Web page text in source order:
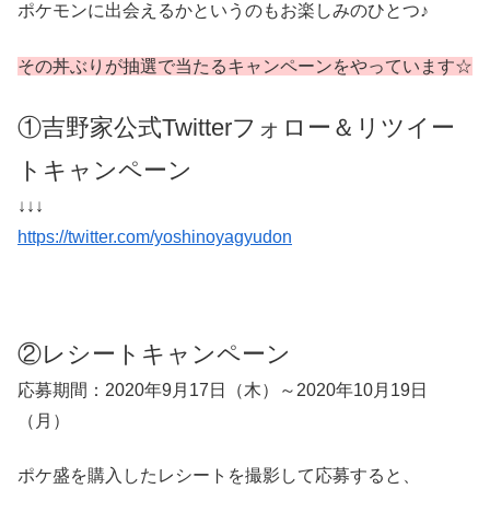
ポケモンに出会えるかというのもお楽しみのひとつ♪
その丼ぶりが抽選で当たるキャンペーンをやっています☆
①吉野家公式Twitterフォロー＆リツイー
トキャンペーン
↓↓↓
https://twitter.com/yoshinoyagyudon
②レシートキャンペーン
応募期間：2020年9月17日（木）～2020年10月19日
（月）
ポケ盛を購入したレシートを撮影して応募すると、